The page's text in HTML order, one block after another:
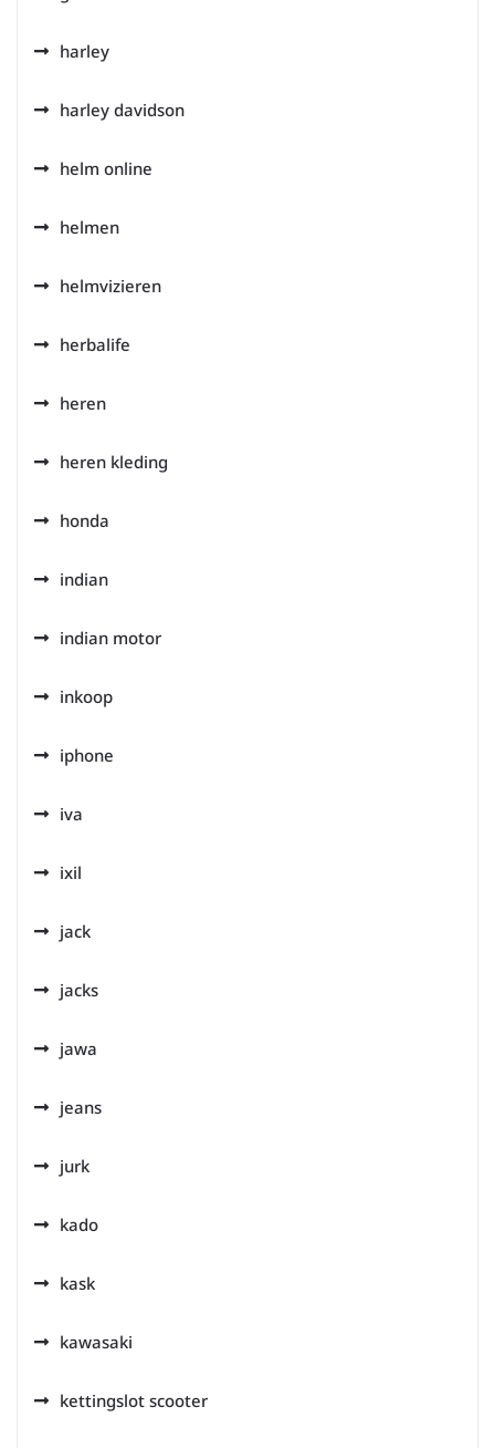
harley
harley davidson
helm online
helmen
helmvizieren
herbalife
heren
heren kleding
honda
indian
indian motor
inkoop
iphone
iva
ixil
jack
jacks
jawa
jeans
jurk
kado
kask
kawasaki
kettingslot scooter